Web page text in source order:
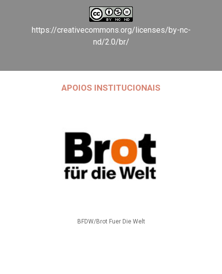
https://creativecommons.org/licenses/by-nc-
nd/2.0/br/
APOIOS INSTITUCIONAIS
BFDW/Brot Fuer Die Welt